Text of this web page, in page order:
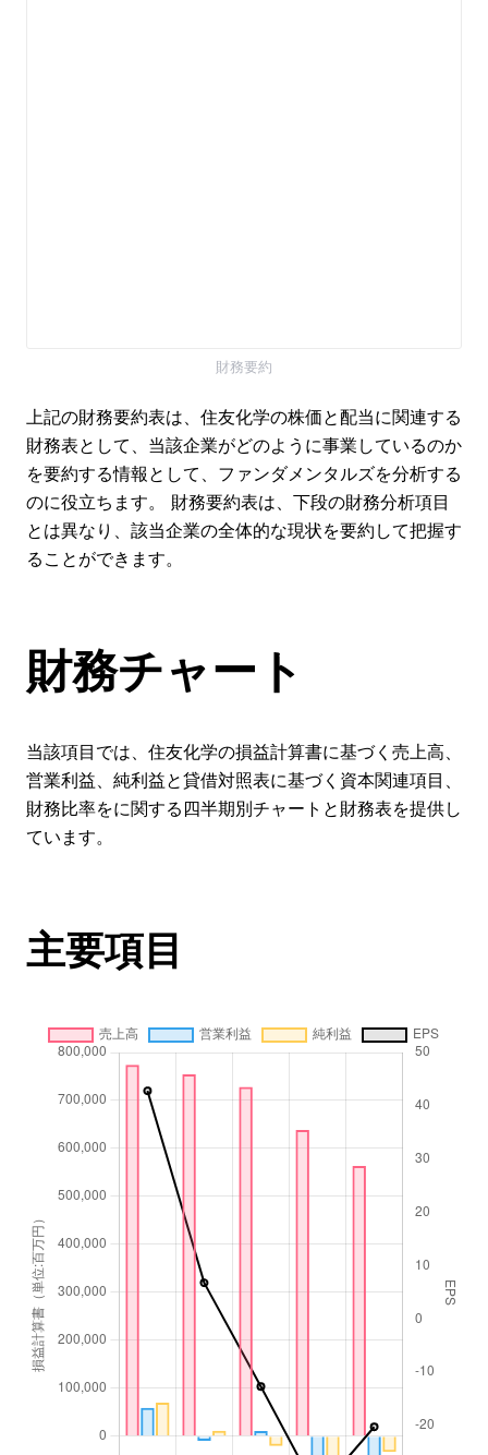
財務要約
上記の財務要約表は、住友化学の株価と配当に関連する
財務表として、当該企業がどのように事業しているのか
を要約する情報として、ファンダメンタルズを分析する
のに役立ちます。 財務要約表は、下段の財務分析項目
とは異なり、該当企業の全体的な現状を要約して把握す
ることができます。
財務チャート
当該項目では、住友化学の損益計算書に基づく売上高、
営業利益、純利益と貸借対照表に基づく資本関連項目、
財務比率をに関する四半期別チャートと財務表を提供し
ています。
主要項目